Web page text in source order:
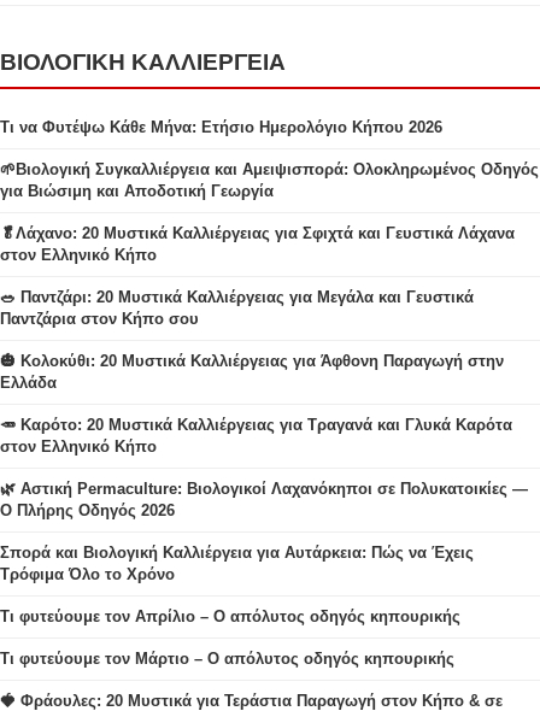
ΒΙΟΛΟΓΙΚΗ ΚΑΛΛΙΕΡΓΕΙΑ
Τι να Φυτέψω Κάθε Μήνα: Ετήσιο Ημερολόγιο Κήπου 2026
🌱Βιολογική Συγκαλλιέργεια και Αμειψισπορά: Ολοκληρωμένος Οδηγός
για Βιώσιμη και Αποδοτική Γεωργία
🥬Λάχανο: 20 Μυστικά Καλλιέργειας για Σφιχτά και Γευστικά Λάχανα
στον Ελληνικό Κήπο
🥗 Παντζάρι: 20 Μυστικά Καλλιέργειας για Μεγάλα και Γευστικά
Παντζάρια στον Κήπο σου
🎃 Κολοκύθι: 20 Μυστικά Καλλιέργειας για Άφθονη Παραγωγή στην
Ελλάδα
🥕 Καρότο: 20 Μυστικά Καλλιέργειας για Τραγανά και Γλυκά Καρότα
στον Ελληνικό Κήπο
🌿 Αστική Permaculture: Βιολογικοί Λαχανόκηποι σε Πολυκατοικίες —
Ο Πλήρης Οδηγός 2026
Σπορά και Βιολογική Καλλιέργεια για Αυτάρκεια: Πώς να Έχεις
Τρόφιμα Όλο το Χρόνο
Τι φυτεύουμε τον Απρίλιο – Ο απόλυτος οδηγός κηπουρικής
Τι φυτεύουμε τον Μάρτιο – Ο απόλυτος οδηγός κηπουρικής
🍓 Φράουλες: 20 Μυστικά για Τεράστια Παραγωγή στον Κήπο & σε